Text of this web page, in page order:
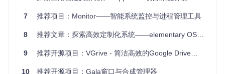
如果你渴望让自己的 Linux 桌面焕然一新，或者想深入了解 G
TK 主题开发，那么Stylesheet 无疑是一个值得尝试的开源
项目。立即加入，体验 elementary OS 的优雅设计，并为你
的桌面带来独一无二的视觉享受！
7 推荐项目：Monitor——智能系统监控与进程管理工具
8 推荐文章：探索高效定制化系统——elementary OS构建工具
9 推荐开源项目：VGrive - 简洁高效的Google Drive客户端
10 推荐开源项目：Gala窗口与合成管理器